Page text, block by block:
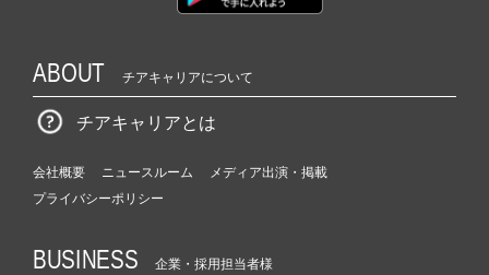
ABOUT チアキャリアについて
チアキャリアとは
会社概要 ニュースルーム
メディア出演・掲載
プライバシーポリシー
BUSINESS 企業・採用担当者様